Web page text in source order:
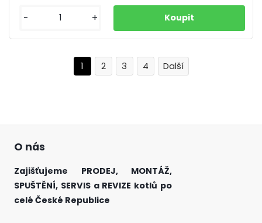
- +
1 2 3 4
O nás
Zajišťujeme PRODEJ, MONTÁŽ,
SPUŠTĚNÍ, SERVIS a REVIZE kotlů po
celé České Republice